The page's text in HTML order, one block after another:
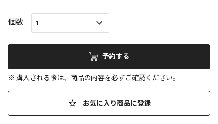
個数
予約する
※ 購入される際は、商品の内容を必ずご確認ください。
お気に入り商品に登録